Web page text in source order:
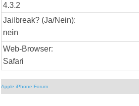
4.3.2
Jailbreak? (Ja/Nein):
nein
Web-Browser:
Safari
Apple iPhone Forum